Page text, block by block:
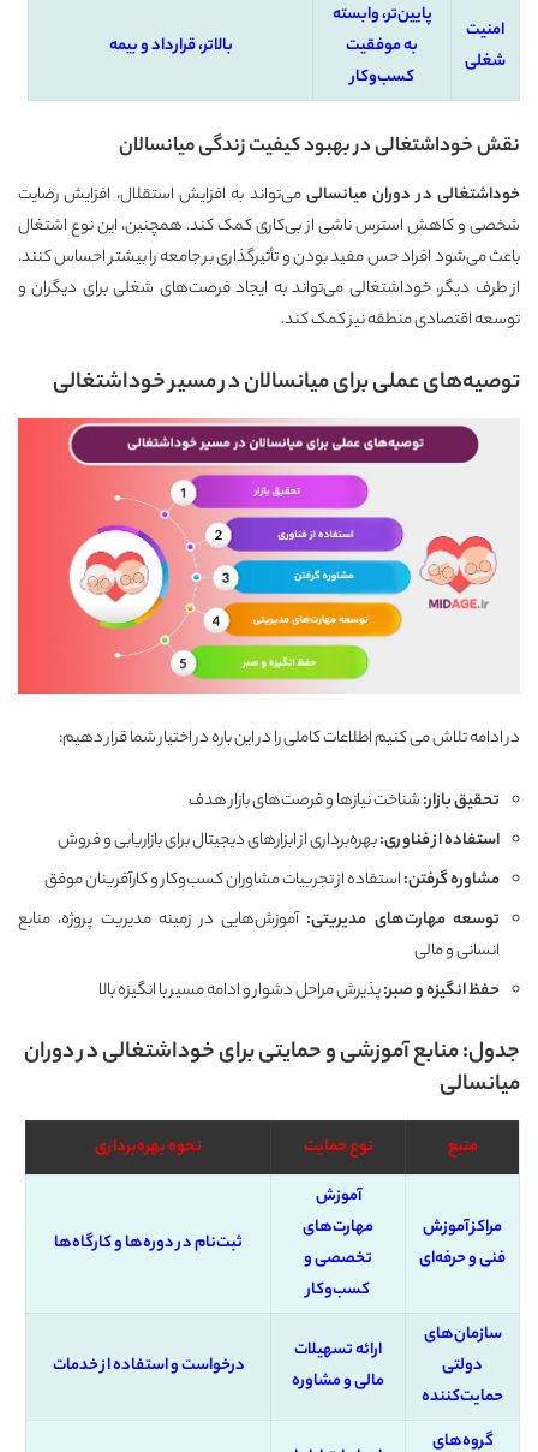
امنیت
شغلی
پایین‌تر، وابسته
به موفقیت
کسب‌وکار
بالاتر، قرارداد و بیمه
نقش خوداشتغالی در بهبود کیفیت زندگی میانسالان
خوداشتغالی در دوران میانسالیمی‌تواند به افزایش استقلال، افزایش رضایت
شخصی و کاهش استرس ناشی از بی‌کاری کمک کند. همچنین، این نوع اشتغال
باعث می‌شود افراد حس مفید بودن و تأثیرگذاری بر جامعه را بیشتر احساس کنند.
از طرف دیگر، خوداشتغالی می‌تواند به ایجاد فرصت‌های شغلی برای دیگران و
توسعه اقتصادی منطقه نیز کمک کند.
توصیه‌های عملی برای میانسالان در مسیر خوداشتغالی
در ادامه تلاش می کنیم اطلاعات کاملی را در این باره در اختیار شما قرار دهیم:
تحقیق بازار:شناخت نیازها و فرصت‌های بازار هدف
استفاده از فناوری:بهره‌برداری از ابزارهای دیجیتال برای بازاریابی و فروش
مشاوره گرفتن:استفاده از تجربیات مشاوران کسب‌وکار و کارآفرینان موفق
توسعه مهارت‌های مدیریتی: آموزش‌هایی در زمینه مدیریت پروژه، منابع
انسانی و مالی
حفظ انگیزه و صبر:پذیرش مراحل دشوار و ادامه مسیر با انگیزه بالا
جدول: منابع آموزشی و حمایتی برای خوداشتغالی در دوران
میانسالی
منبع نوع حمایت نحوه بهره‌برداری
مراکز آموزش
فنی و حرفه‌ای
آموزش
مهارت‌های
تخصصی و
کسب‌وکار
ثبت‌نام در دوره‌ها و کارگاه‌ها
سازمان‌های
دولتی
حمایت‌کننده
ارائه تسهیلات
مالی و مشاوره
درخواست و استفاده از خدمات
گروه‌های